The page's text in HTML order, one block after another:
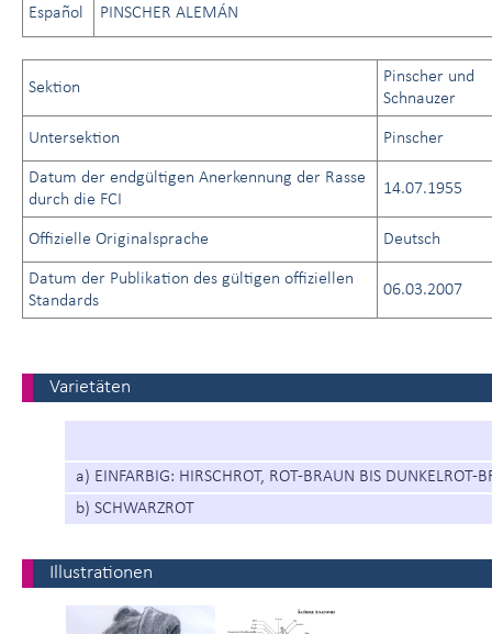
Español PINSCHER ALEMÁN
Sektion
Pinscher und
Schnauzer
Untersektion Pinscher
Datum der endgültigen Anerkennung der Rasse
durch die FCI
14.07.1955
Offizielle Originalsprache Deutsch
Datum der Publikation des gültigen offiziellen
Standards
06.03.2007
Varietäten
a) EINFARBIG: HIRSCHROT, ROT-BRAUN BIS DUNKELROT-
b) SCHWARZROT
Illustrationen